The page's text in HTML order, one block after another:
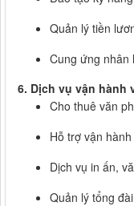
Quản lý tiền
Cung ứng nhân
6. Dịch vụ vận hành
Cho thuê văn
Hỗ trợ vận
Dịch vụ in ấn,
Quản lý tổng